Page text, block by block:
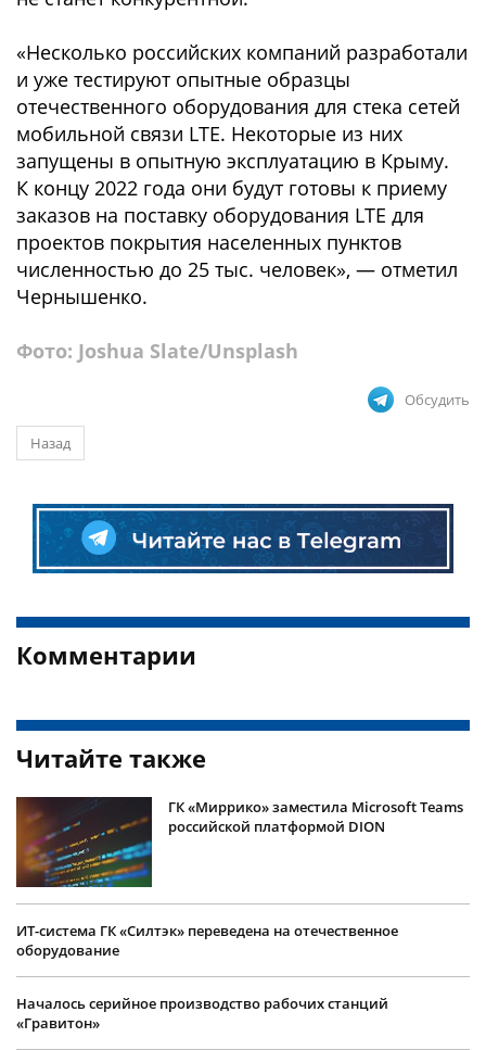
«Несколько российских компаний разработали
и уже тестируют опытные образцы
отечественного оборудования для стека сетей
мобильной связи LTE. Некоторые из них
запущены в опытную эксплуатацию в Крыму.
К концу 2022 года они будут готовы к приему
заказов на поставку оборудования LTE для
проектов покрытия населенных пунктов
численностью до 25 тыс. человек», — отметил
Чернышенко.
Фото: Joshua Slate/Unsplash
Обсудить
Назад
Комментарии
Читайте также
ГК «Миррико» заместила Microsoft Teams
российской платформой DION
ИТ-система ГК «Силтэк» переведена на отечественное
оборудование
Началось серийное производство рабочих станций
«Гравитон»